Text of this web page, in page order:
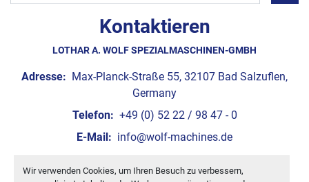
Wir verwenden Cookies, um Ihren Besuch zu verbessern,
Kontaktieren
LOTHAR A. WOLF SPEZIALMASCHINEN-GMBH
Adresse: Max-Planck-Straße 55, 32107 Bad Salzuflen,
Germany
Telefon: +49 (0) 52 22 / 98 47 - 0
E-Mail: info@wolf-machines.de
Cookie-Einstellungen